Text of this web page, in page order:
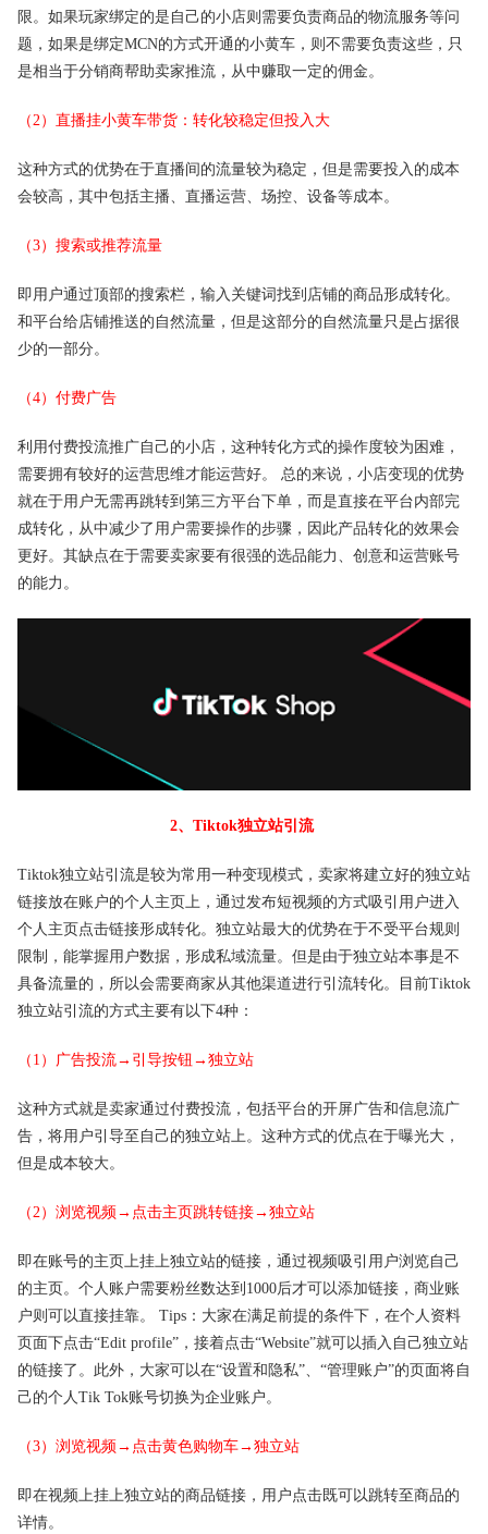
限。如果玩家绑定的是自己的小店则需要负责商品的物流服务等问
题，如果是绑定MCN的方式开通的小黄车，则不需要负责这些，只
是相当于分销商帮助卖家推流，从中赚取一定的佣金。
（2）直播挂小黄车带货：转化较稳定但投入大
这种方式的优势在于直播间的流量较为稳定，但是需要投入的成本
会较高，其中包括主播、直播运营、场控、设备等成本。
（3）搜索或推荐流量
即用户通过顶部的搜索栏，输入关键词找到店铺的商品形成转化。
和平台给店铺推送的自然流量，但是这部分的自然流量只是占据很
少的一部分。
（4）付费广告
利用付费投流推广自己的小店，这种转化方式的操作度较为困难，
需要拥有较好的运营思维才能运营好。 总的来说，小店变现的优势
就在于用户无需再跳转到第三方平台下单，而是直接在平台内部完
成转化，从中减少了用户需要操作的步骤，因此产品转化的效果会
更好。其缺点在于需要卖家要有很强的选品能力、创意和运营账号
的能力。
2、Tiktok独立站引流
Tiktok独立站引流是较为常用一种变现模式，卖家将建立好的独立站
链接放在账户的个人主页上，通过发布短视频的方式吸引用户进入
个人主页点击链接形成转化。独立站最大的优势在于不受平台规则
限制，能掌握用户数据，形成私域流量。但是由于独立站本事是不
具备流量的，所以会需要商家从其他渠道进行引流转化。目前Tiktok
独立站引流的方式主要有以下4种：
（1）广告投流→引导按钮→独立站
这种方式就是卖家通过付费投流，包括平台的开屏广告和信息流广
告，将用户引导至自己的独立站上。这种方式的优点在于曝光大，
但是成本较大。
（2）浏览视频→点击主页跳转链接→独立站
即在账号的主页上挂上独立站的链接，通过视频吸引用户浏览自己
的主页。个人账户需要粉丝数达到1000后才可以添加链接，商业账
户则可以直接挂靠。 Tips：大家在满足前提的条件下，在个人资料
页面下点击“Edit profile”，接着点击“Website”就可以插入自己独立站
的链接了。此外，大家可以在“设置和隐私”、“管理账户”的页面将自
己的个人Tik Tok账号切换为企业账户。
（3）浏览视频→点击黄色购物车→独立站
即在视频上挂上独立站的商品链接，用户点击既可以跳转至商品的
详情。